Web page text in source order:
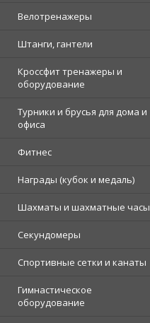
Велотренажеры
Штанги, гантели
Кроссфит тренажеры и
оборудование
Турники и брусья для дома и
офиса
Фитнес
Награды (кубок и медаль)
Шахматы и шахматные часы
Секундомеры
Спортивные сетки и канаты
Гимнастическое
оборудование